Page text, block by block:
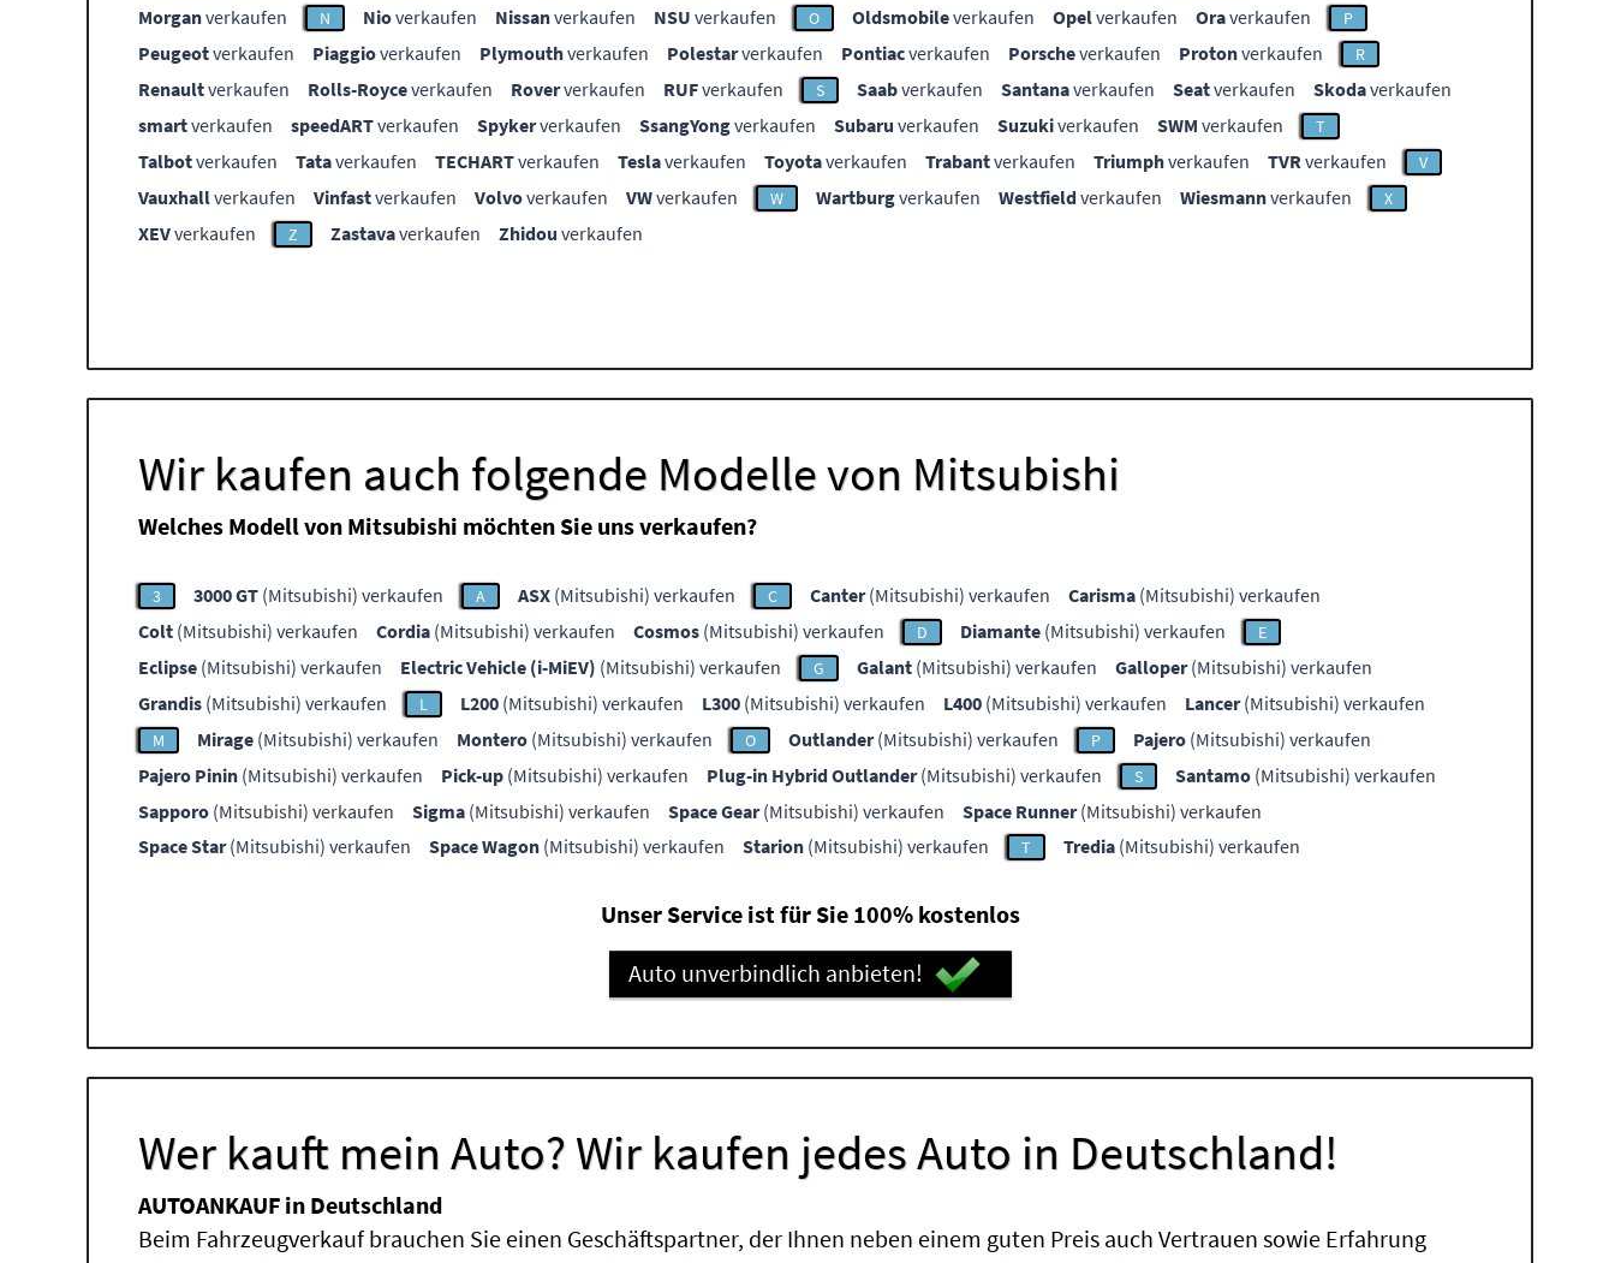
Morganverkaufen N Nioverkaufen Nissanverkaufen NSU verkaufen O Oldsmobileverkaufen Opelverkaufen Oraverkaufen P
Peugeotverkaufen Piaggioverkaufen Plymouthverkaufen Polestarverkaufen Pontiacverkaufen Porscheverkaufen Protonverkaufen R
Renaultverkaufen Rolls-Royceverkaufen Roververkaufen RUFverkaufen S Saabverkaufen Santanaverkaufen Seatverkaufen Skodaverkaufen
smartverkaufen speedARTverkaufen Spykerverkaufen SsangYongverkaufen Subaru verkaufen Suzukiverkaufen SWM verkaufen T
Talbotverkaufen Tataverkaufen TECHARTverkaufen Teslaverkaufen Toyotaverkaufen Trabantverkaufen Triumphverkaufen TVRverkaufen V
Vauxhallverkaufen Vinfastverkaufen Volvoverkaufen VWverkaufen W Wartburgverkaufen Westfieldverkaufen Wiesmannverkaufen X
XEVverkaufen Z Zastavaverkaufen Zhidou verkaufen
Wir kaufen auch folgende Modelle von Mitsubishi
Welches Modell von Mitsubishi möchten Sie uns verkaufen?
3 3000 GT (Mitsubishi) verkaufen A ASX (Mitsubishi) verkaufen C Canter(Mitsubishi) verkaufen Carisma (Mitsubishi) verkaufen
Colt (Mitsubishi) verkaufen Cordia (Mitsubishi) verkaufen Cosmos (Mitsubishi) verkaufen D Diamante (Mitsubishi) verkaufen E
Eclipse (Mitsubishi) verkaufen Electric Vehicle (i-MiEV) (Mitsubishi) verkaufen G Galant (Mitsubishi) verkaufen Galloper(Mitsubishi) verkaufen
Grandis (Mitsubishi) verkaufen L L200 (Mitsubishi) verkaufen L300 (Mitsubishi) verkaufen L400 (Mitsubishi) verkaufen Lancer(Mitsubishi) verkaufen
M Mirage (Mitsubishi) verkaufen Montero (Mitsubishi) verkaufen O Outlander(Mitsubishi) verkaufen P Pajero (Mitsubishi) verkaufen
Pajero Pinin (Mitsubishi) verkaufen Pick-up (Mitsubishi) verkaufen Plug-in Hybrid Outlander(Mitsubishi) verkaufen S Santamo (Mitsubishi) verkaufen
Sapporo (Mitsubishi) verkaufen Sigma (Mitsubishi) verkaufen Space Gear(Mitsubishi) verkaufen Space Runner(Mitsubishi) verkaufen
Space Star(Mitsubishi) verkaufen Space Wagon (Mitsubishi) verkaufen Starion (Mitsubishi) verkaufen T Tredia (Mitsubishi) verkaufen
Unser Service ist für Sie 100% kostenlos
Auto unverbindlich anbieten!
Wer kauft mein Auto? Wir kaufen jedes Auto in Deutschland!
AUTOANKAUF in Deutschland
Beim Fahrzeugverkauf brauchen Sie einen Geschäftspartner, der Ihnen neben einem guten Preis auch Vertrauen sowie Erfahrung